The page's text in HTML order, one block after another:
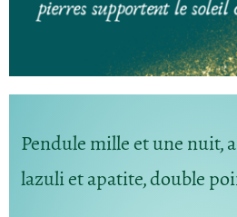
Pendule mille et une nuit,
lazuli et apatite, double